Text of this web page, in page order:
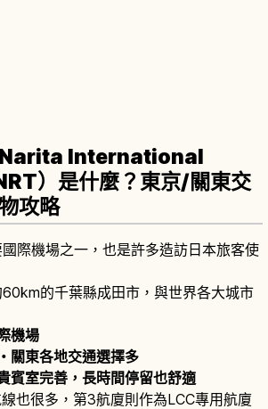
Narita International
）是什麼？東京/關東交
攻略
際機場之一，也是許多造訪日本旅客使
的千葉縣成田市，與世界各大城市
機場
關東各地交通選擇多
賓室完善，長時間停留也舒適
也很多，第3航廈則作為LCC專用航廈